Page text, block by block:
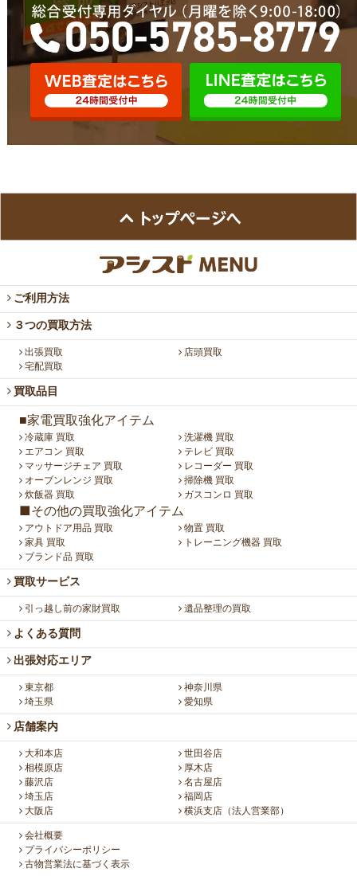
ご利用方法
３つの買取方法
出張買取
店頭買取
宅配買取
買取品目
■家電買取強化アイテム
冷蔵庫 買取
洗濯機 買取
エアコン 買取
テレビ 買取
マッサージチェア 買取
レコーダー 買取
オーブンレンジ 買取
掃除機 買取
炊飯器 買取
ガスコンロ 買取
■その他の買取強化アイテム
アウトドア用品 買取
物置 買取
家具 買取
トレーニング機器 買取
ブランド品 買取
買取サービス
引っ越し前の家財買取 遺品整理の買取
よくある質問
出張対応エリア
東京都
神奈川県
埼玉県
愛知県
店舗案内
大和本店
世田谷店
相模原店
厚木店
藤沢店
名古屋店
埼玉店
福岡店
大阪店
横浜支店（法人営業部）
会社概要
プライバシーポリシー
古物営業法に基づく表示